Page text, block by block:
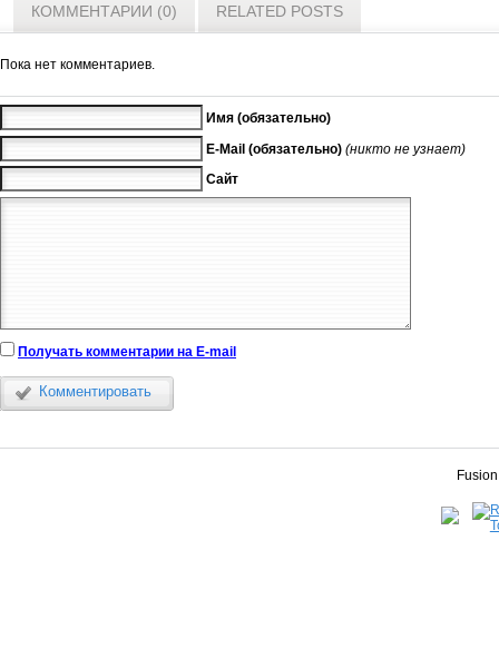
КОММЕНТАРИИ (0) RELATED POSTS
Пока нет комментариев.
Имя (обязательно)
E-Mail (обязательно) (никто не узнает)
Сайт
Получать комментарии на E-mail
Комментировать